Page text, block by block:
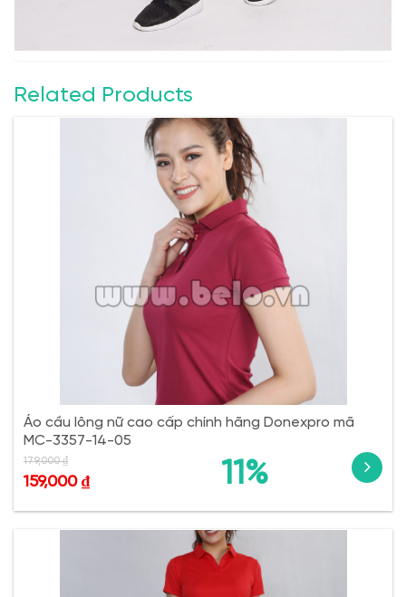
Related Products
Áo cầu lông nữ cao cấp chính hãng Donexpro mã
MC-3357-14-05
11%
179,000₫
159,000 ₫